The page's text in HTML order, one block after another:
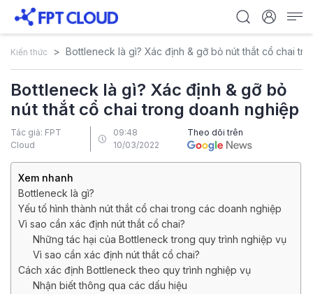
Kiến thức Bottleneck là gì? Xác định & gỡ bỏ nút thắt cổ chai
Bottleneck là gì? Xác định & gỡ bỏ
nút thắt cổ chai trong doanh nghiệp
Tác giả: FPT
Cloud
09:48
10/03/2022
Theo dõi trên
Xem nhanh
Bottleneck là gì?
Yếu tố hình thành nút thắt cổ chai trong các doanh nghiệp
Vì sao cần xác định nút thắt cổ chai?
Những tác hại của Bottleneck trong quy trình nghiệp vụ
Vì sao cần xác định nút thắt cổ chai?
Cách xác định Bottleneck theo quy trình nghiệp vụ
Nhận biết thông qua các dấu hiệu